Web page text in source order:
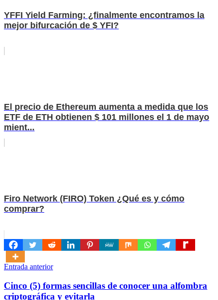
YFFI Yield Farming: ¿finalmente encontramos la
mejor bifurcación de $ YFI?
El precio de Ethereum aumenta a medida que los
ETF de ETH obtienen $ 101 millones el 1 de mayo
mient...
Firo Network (FIRO) Token ¿Qué es y cómo
comprar?
Navegación
de
entradas
Entrada anterior
Cinco (5) formas sencillas de conocer una alfombra
criptográfica y evitarla